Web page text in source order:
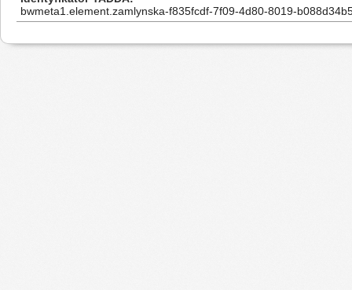
bwmeta1.element.zamlynska-f835fcdf-7f09-4d80-8019-